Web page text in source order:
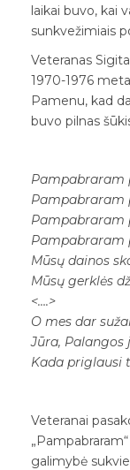
laikai buvo, kai
sunkvežimiais
Veteranas
1970-1976
Pamenu, kad
buvo pilnas
Pampabraram
Pampabraram
Pampabraram
Pampabraram
Mūsų dainos
Mūsų gerklės
<….>
O mes dar
Jūra, Palangos
Kada priglausi
Veteranai
galimybė